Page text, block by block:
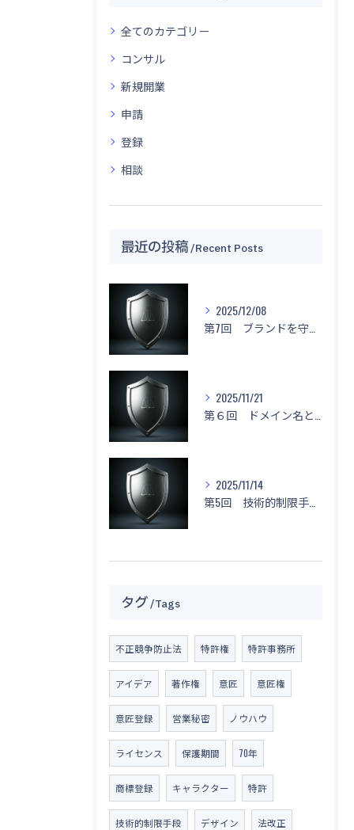
全てのカテゴリー
コンサル
新規開業
申請
登録
相談
最近の投稿 Recent Posts
2025/12/08
2025/11/21
2025/11/14
タグ Tags
不正競争防止法 特許権 特許事務所
アイデア 著作権 意匠 意匠権
意匠登録 営業秘密 ノウハウ
ライセンス 保護期間 70年
商標登録 キャラクター 特許
技術的制限手段 デザイン 法改正